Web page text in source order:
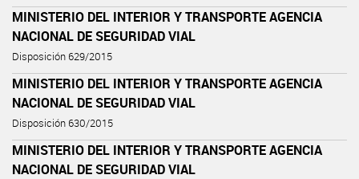
MINISTERIO DEL INTERIOR Y TRANSPORTE AGENCIA
NACIONAL DE SEGURIDAD VIAL
Disposición 629/2015
MINISTERIO DEL INTERIOR Y TRANSPORTE AGENCIA
NACIONAL DE SEGURIDAD VIAL
Disposición 630/2015
MINISTERIO DEL INTERIOR Y TRANSPORTE AGENCIA
NACIONAL DE SEGURIDAD VIAL